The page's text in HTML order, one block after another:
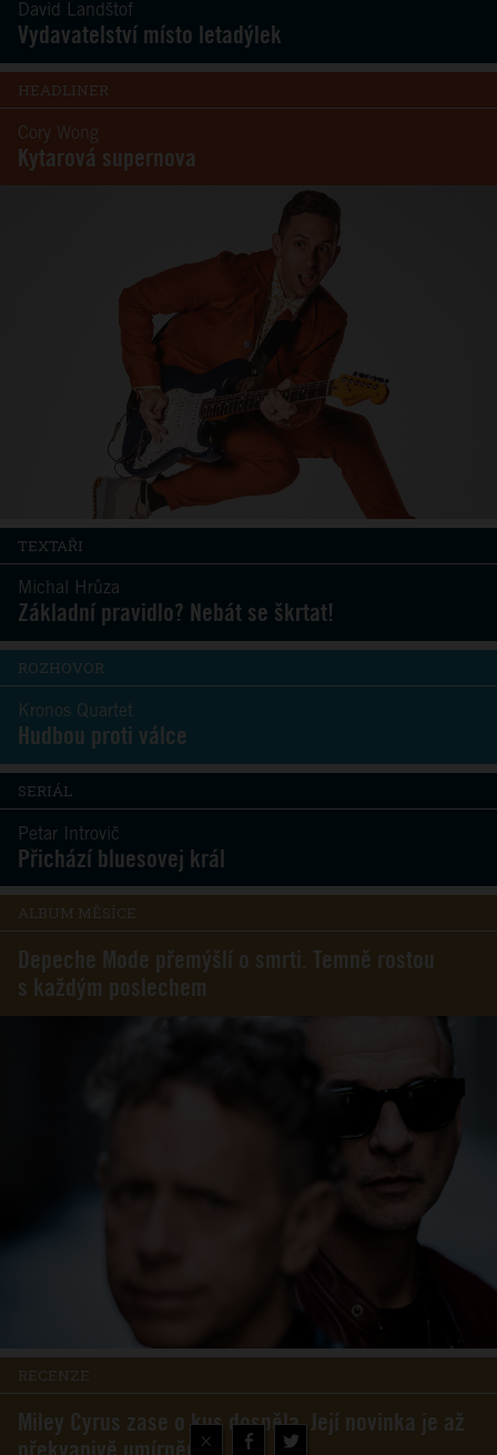
×
David Landštof
Vydavatelství místo letadýlek
HEADLINER
Cory Wong
Kytarová supernova
TEXTAŘI
Michal Hrůza
Základní pravidlo? Nebát se škrtat!
ROZHOVOR
Kronos Quartet
Hudbou proti válce
SERIÁL
Petar Introvič
Přichází bluesovej král
ALBUM MĚSÍCE
Depeche Mode přemýšlí o smrti. Temně rostou
s každým poslechem
RECENZE
Miley Cyrus zase o kus dospěla. Její novinka je až